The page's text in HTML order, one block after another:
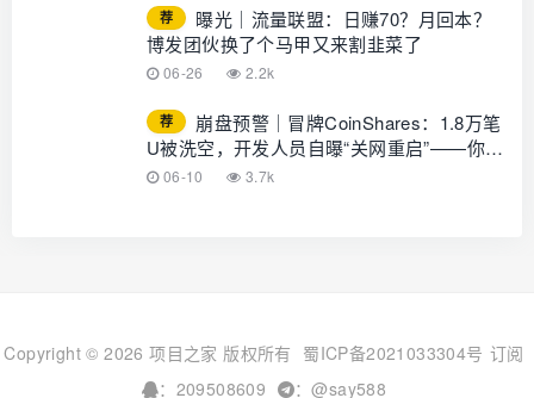
荐
曝光｜流量联盟：日赚70？月回本？
博发团伙换了个马甲又来割韭菜了
06-26 2.2k
荐
崩盘预警｜冒牌CoinShares：1.8万笔
U被洗空，开发人员自曝“关网重启”——你的
钱早已不在账上
06-10 3.7k
Copyright © 2026 项目之家 版权所有 蜀ICP备2021033304号 订阅
：209508609
：@say588